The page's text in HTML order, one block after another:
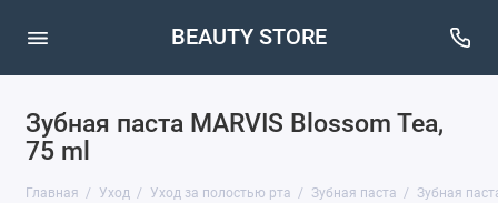
BEAUTY STORE
Зубная паста MARVIS Blossom Tea,
75 ml
Главная Уход Уход за полостью рта Зубная паста Зубная